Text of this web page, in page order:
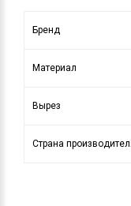
Бренд
Материал
Вырез
Страна